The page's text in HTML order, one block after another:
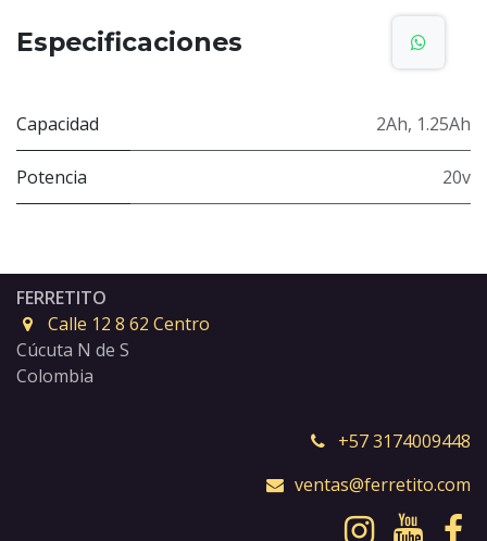
Especificaciones
Capacidad 2Ah, 1.25Ah
Potencia 20v
FERRETITO
Calle 12 8 62 Centro
Cúcuta N de S
Colombia
+57 3174009448
ventas@ferretito.com